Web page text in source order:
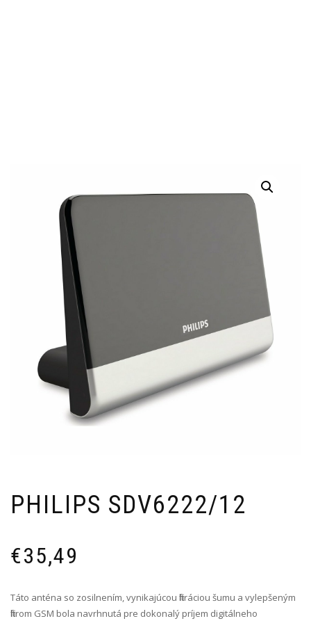
PHILIPS SDV6222/12
€35,49
Táto anténa so zosilnením, vynikajúcou filtráciou šumu a vylepšeným
filtrom GSM bola navrhnutá pre dokonalý príjem digitálneho